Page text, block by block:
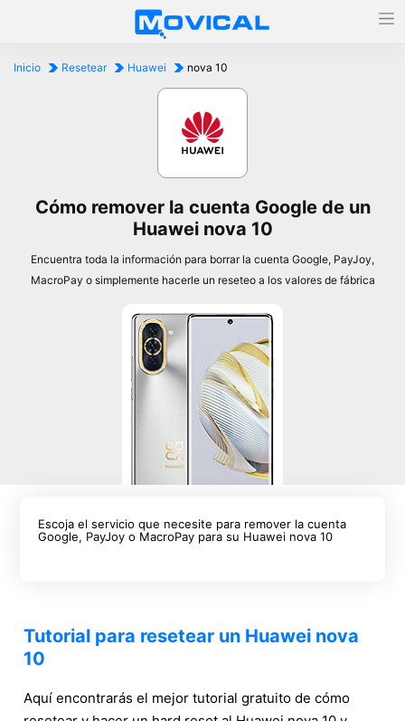
Inicio Resetear Huawei nova 10
Cómo remover la cuenta Google de un
Huawei nova 10
Encuentra toda la información para borrar la cuenta Google, PayJoy,
MacroPay o simplemente hacerle un reseteo a los valores de fábrica
Escoja el servicio que necesite para remover la cuenta
Google, PayJoy o MacroPay para su Huawei nova 10
Tutorial para resetear un Huawei nova
10
Aquí encontrarás el mejor tutorial gratuito de cómo